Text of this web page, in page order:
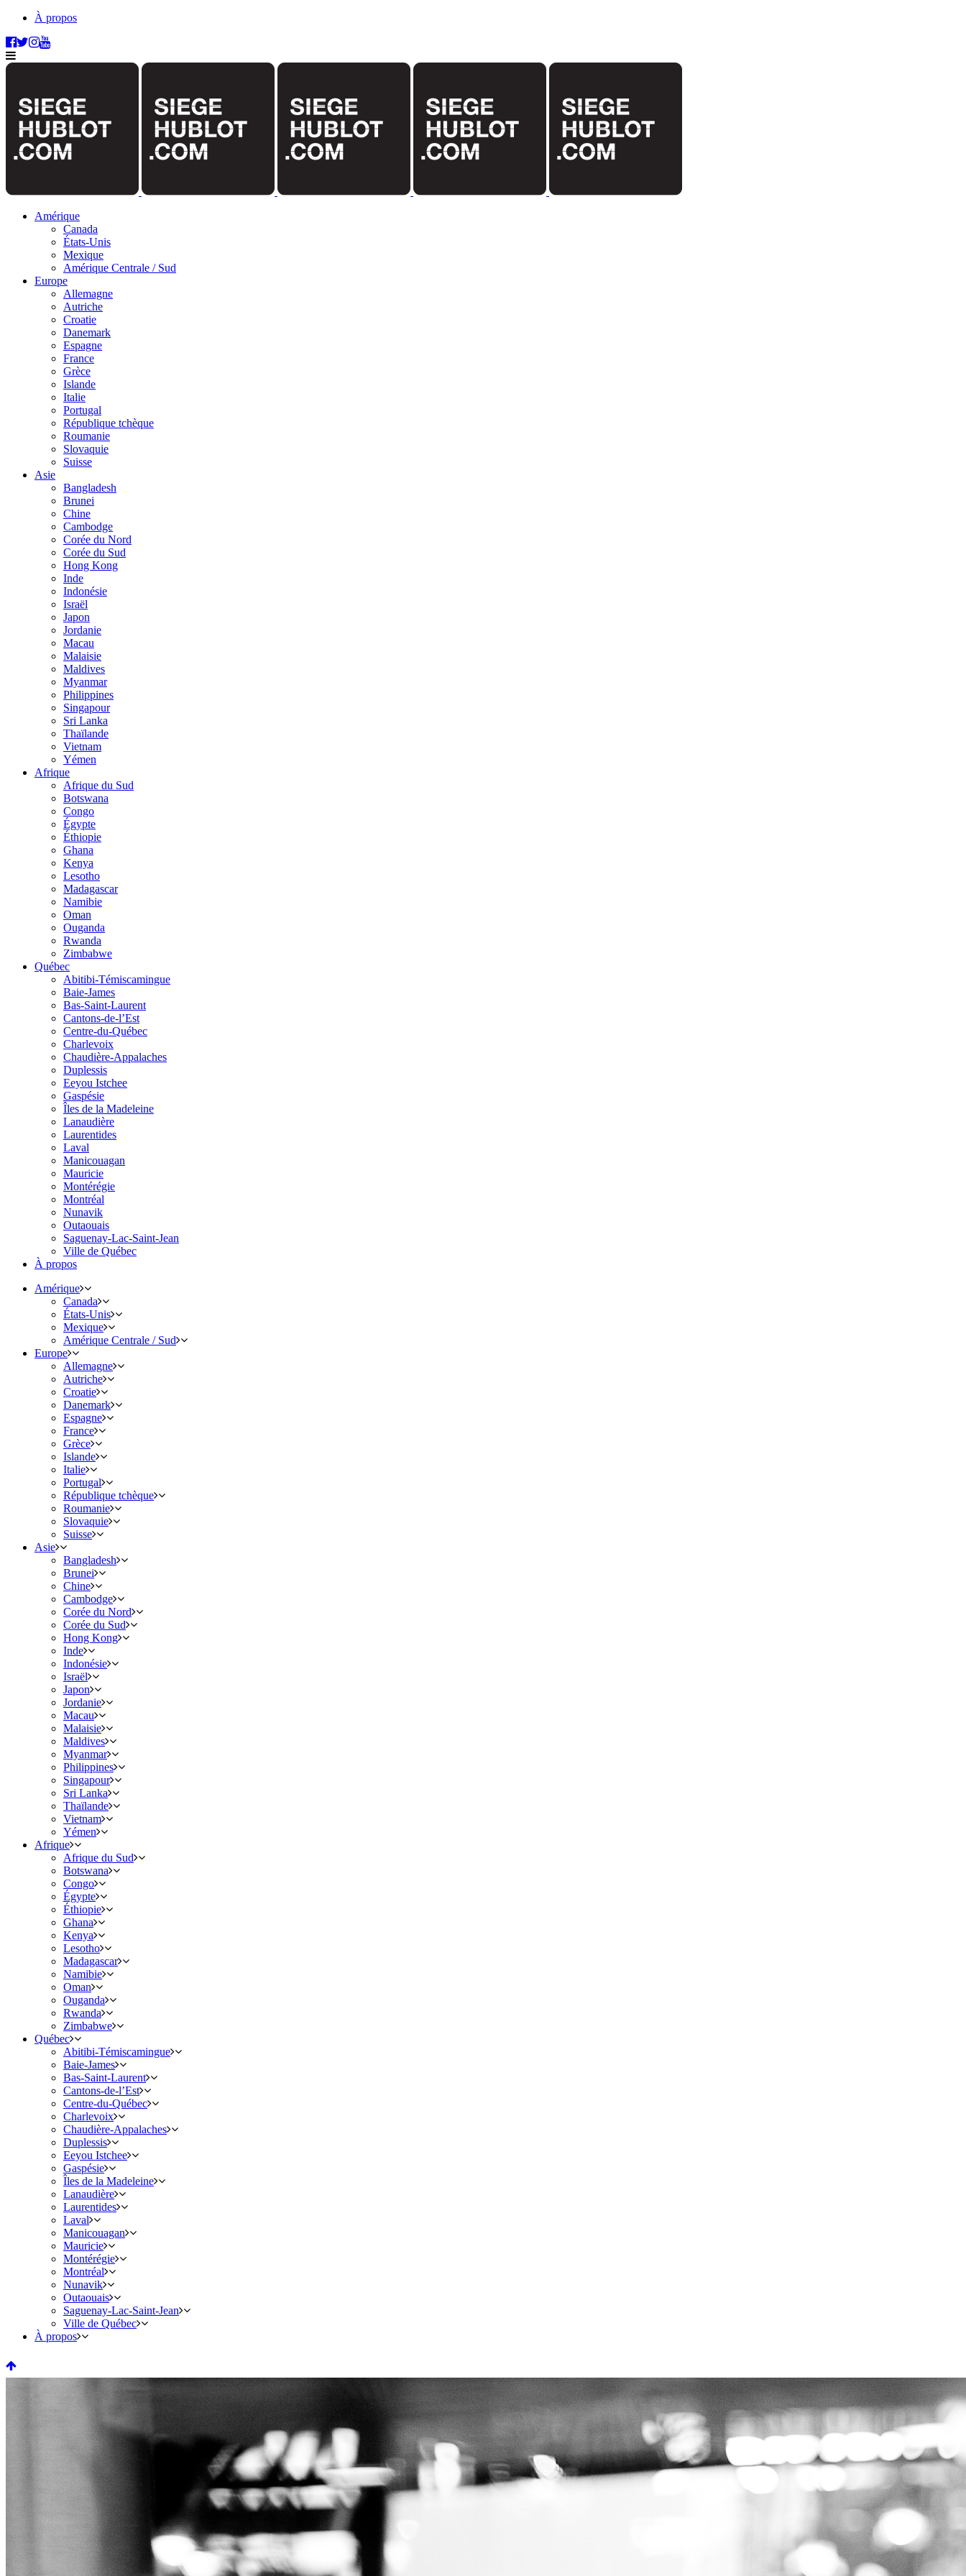
À propos
Amérique
Canada
États-Unis
Mexique
Amérique Centrale / Sud
Europe
Allemagne
Autriche
Croatie
Danemark
Espagne
France
Grèce
Islande
Italie
Portugal
République tchèque
Roumanie
Slovaquie
Suisse
Asie
Bangladesh
Brunei
Chine
Cambodge
Corée du Nord
Corée du Sud
Hong Kong
Inde
Indonésie
Israël
Japon
Jordanie
Macau
Malaisie
Maldives
Myanmar
Philippines
Singapour
Sri Lanka
Thaïlande
Vietnam
Yémen
Afrique
Afrique du Sud
Botswana
Congo
Égypte
Éthiopie
Ghana
Kenya
Lesotho
Madagascar
Namibie
Oman
Ouganda
Rwanda
Zimbabwe
Québec
Abitibi-Témiscamingue
Baie-James
Bas-Saint-Laurent
Cantons-de-l’Est
Centre-du-Québec
Charlevoix
Chaudière-Appalaches
Duplessis
Eeyou Istchee
Gaspésie
Îles de la Madeleine
Lanaudière
Laurentides
Laval
Manicouagan
Mauricie
Montérégie
Montréal
Nunavik
Outaouais
Saguenay-Lac-Saint-Jean
Ville de Québec
À propos
Amérique
Canada
États-Unis
Mexique
Amérique Centrale / Sud
Europe
Allemagne
Autriche
Croatie
Danemark
Espagne
France
Grèce
Islande
Italie
Portugal
République tchèque
Roumanie
Slovaquie
Suisse
Asie
Bangladesh
Brunei
Chine
Cambodge
Corée du Nord
Corée du Sud
Hong Kong
Inde
Indonésie
Israël
Japon
Jordanie
Macau
Malaisie
Maldives
Myanmar
Philippines
Singapour
Sri Lanka
Thaïlande
Vietnam
Yémen
Afrique
Afrique du Sud
Botswana
Congo
Égypte
Éthiopie
Ghana
Kenya
Lesotho
Madagascar
Namibie
Oman
Ouganda
Rwanda
Zimbabwe
Québec
Abitibi-Témiscamingue
Baie-James
Bas-Saint-Laurent
Cantons-de-l’Est
Centre-du-Québec
Charlevoix
Chaudière-Appalaches
Duplessis
Eeyou Istchee
Gaspésie
Îles de la Madeleine
Lanaudière
Laurentides
Laval
Manicouagan
Mauricie
Montérégie
Montréal
Nunavik
Outaouais
Saguenay-Lac-Saint-Jean
Ville de Québec
À propos